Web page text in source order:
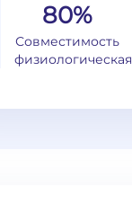
80%
Совместимость
физиологическая